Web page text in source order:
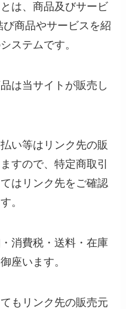
は、商品及びサービ
商品やサービスを紹
ステムです。
は当サイトが販売し
い等はリンク先の販
すので、特定商取引
はリンク先をご確認
。
消費税・送料・在庫
座います。
もリンク先の販売元